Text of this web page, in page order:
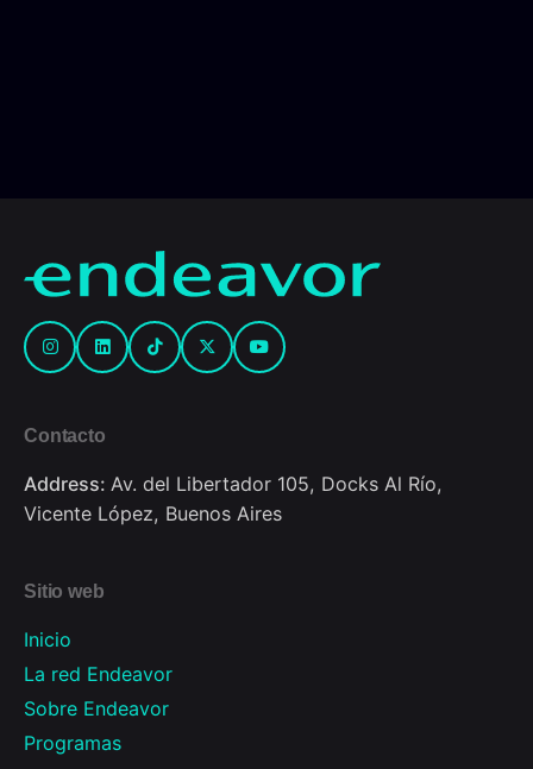
Contacto
Address: Av. del Libertador 105, Docks Al Río,
Vicente López, Buenos Aires
Sitio web
Inicio
La red Endeavor
Sobre Endeavor
Programas